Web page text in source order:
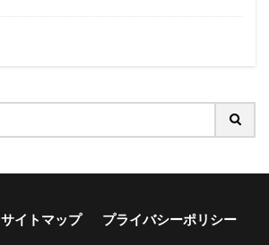
サイトマップ プライバシーポリシー